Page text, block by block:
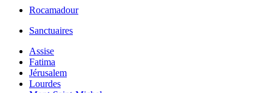
Rocamadour
Sanctuaires
Assise
Fatima
Jérusalem
Lourdes